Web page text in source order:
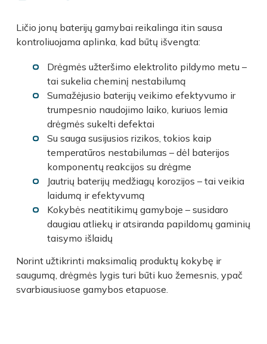
Ličio jonų baterijų gamybai reikalinga itin sausa
kontroliuojama aplinka, kad būtų išvengta:
Drėgmės užteršimo elektrolito pildymo metu –
tai sukelia cheminį nestabilumą
Sumažėjusio baterijų veikimo efektyvumo ir
trumpesnio naudojimo laiko, kuriuos lemia
drėgmės sukeltidefektai
Su sauga susijusios rizikos, tokios kaip
temperatūros nestabilumas – dėl baterijos
komponentų reakcijos su drėgme
Jautrių baterijų medžiagų korozijos – tai veikia
laidumą ir efektyvumą
Kokybės neatitikimų gamyboje – susidaro
daugiau atliekų ir atsiranda papildomų gaminių
taisymo išlaidų
Norint užtikrinti maksimalią produktų kokybę ir
saugumą, drėgmės lygis turi būti kuo žemesnis, ypač
svarbiausiuose gamybos etapuose.